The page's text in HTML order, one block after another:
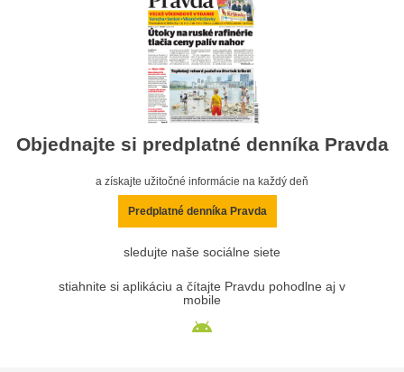
Objednajte si predplatné denníka Pravda
a získajte užitočné informácie na každý deň
Predplatné denníka Pravda
sledujte naše sociálne siete
stiahnite si aplikáciu a čítajte Pravdu pohodlne aj v
mobile